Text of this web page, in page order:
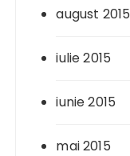
august 2015
iulie 2015
iunie 2015
mai 2015